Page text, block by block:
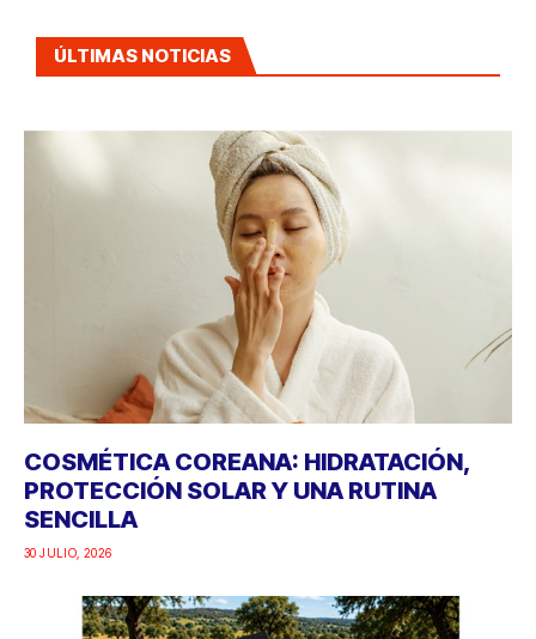
ÚLTIMAS NOTICIAS
COSMÉTICA COREANA: HIDRATACIÓN,
PROTECCIÓN SOLAR Y UNA RUTINA
SENCILLA
30 JULIO, 2026